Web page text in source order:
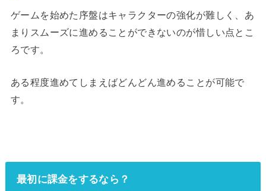
ゲームを始めた序盤はキャラクターの強化が難しく、あ
まりスムーズに進めることができないのが惜しい点とこ
ろです。
ある程度進めてしまえばどんどん進めることが可能で
す。
最初に課金をするなら？